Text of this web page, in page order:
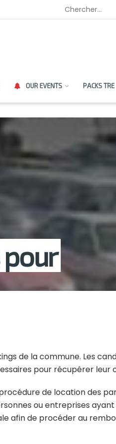
OUR EVENTS PACKS TRE
pour
de la commune. Les
pour récupérer leur
de location des
ou entreprises
afin de procéder au